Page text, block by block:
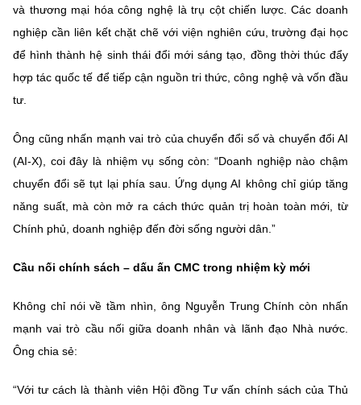
và thương mại hóa công nghệ là trụ cột chiến lược. Các doanh
nghiệp cần liên kết chặt chẽ với viện nghiên cứu, trường đại học
để hình thành hệ sinh thái đổi mới sáng tạo, đồng thời thúc đẩy
hợp tác quốc tế để tiếp cận nguồn tri thức, công nghệ và vốn đầu
tư.
Ông cũng nhấn mạnh vai trò của chuyển đổi số và chuyển đổi AI
(AI-X), coi đây là nhiệm vụ sống còn: “Doanh nghiệp nào chậm
chuyển đổi sẽ tụt lại phía sau. Ứng dụng AI không chỉ giúp tăng
năng suất, mà còn mở ra cách thức quản trị hoàn toàn mới, từ
Chính phủ, doanh nghiệp đến đời sống người dân.”
Cầu nối chính sách – dấu ấn CMC trong nhiệm kỳ mới
Không chỉ nói về tầm nhìn, ông Nguyễn Trung Chính còn nhấn
mạnh vai trò cầu nối giữa doanh nhân và lãnh đạo Nhà nước.
Ông chia sẻ:
“Với tư cách là thành viên Hội đồng Tư vấn chính sách của Thủ